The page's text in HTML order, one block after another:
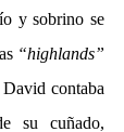
y sobrino se
“highlands”
contaba
su cuñado,